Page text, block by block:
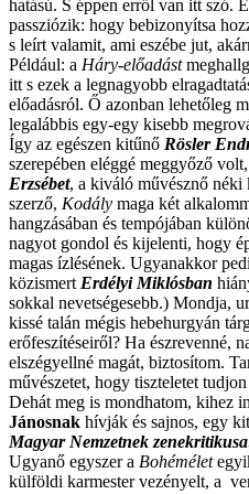
hatású. S éppen erről van itt szó.
passziózik: hogy bebizonyítsa
s leírt valamit, ami eszébe jut,
Például: a Háry-előadást
itt s ezek a legnagyobb
előadásról. Ő azonban lehetőleg
legalábbis egy-egy kisebb
Így az egészen kitűnő Rösler
szerepében eléggé meggyőző
Erzsébet, a kiváló művésznő néki
szerző, Kodály maga két
hangzásában és tempójában
nagyot gondol és kijelenti, hogy
magas ízlésének. Ugyanakkor
közismert Erdélyi Miklósban
sokkal nevetségesebb.) Mondja,
kissé talán mégis hebehurgyán
erőfeszítéseiről? Ha észrevenné,
elszégyellné magát, biztosítom.
művészetet, hogy tiszteletet
Dehát meg is mondhatom, kihez
Jánosnak hívják és sajnos, egy
Magyar Nemzetnek zenekritikusa
Ugyanő egyszer a Bohémélet
külföldi karmester vezényelt, a